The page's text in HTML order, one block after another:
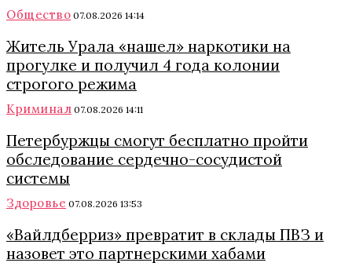
Общество 07.08.2026 14:14
Житель Урала «нашел» наркотики на
прогулке и получил 4 года колонии
строгого режима
Криминал 07.08.2026 14:11
Петербуржцы смогут бесплатно пройти
обследование сердечно-сосудистой
системы
Здоровье 07.08.2026 13:53
«Вайлдберриз» превратит в склады ПВЗ и
назовет это партнерскими хабами